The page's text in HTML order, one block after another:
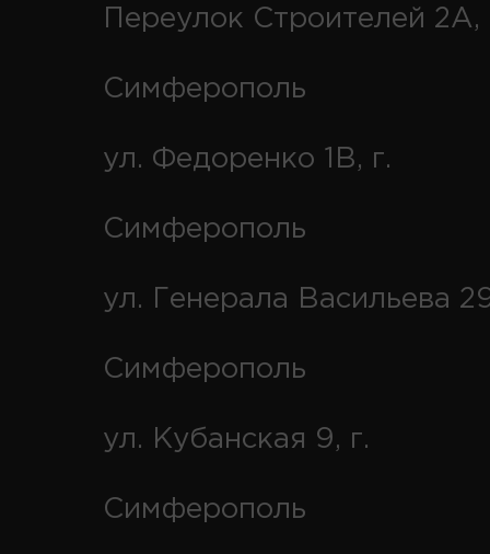
Переулок Строителей 2А,
Симферополь
ул. Федоренко 1В, г.
Симферополь
ул. Генерала Васильева
Симферополь
ул. Кубанская 9, г.
Симферополь